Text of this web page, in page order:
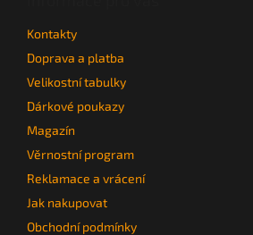
Kontakty
Doprava a platba
Velikostní tabulky
Dárkové poukazy
Magazín
Věrnostní program
Reklamace a vrácení
Jak nakupovat
Obchodní podmínky